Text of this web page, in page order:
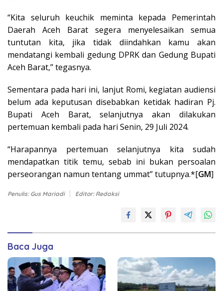
“Kita seluruh keuchik meminta kepada Pemerintah
Daerah Aceh Barat segera menyelesaikan semua
tuntutan kita, jika tidak diindahkan kamu akan
mendatangi kembali gedung DPRK dan Gedung Bupati
Aceh Barat,” tegasnya.
Sementara pada hari ini, lanjut Romi, kegiatan audiensi
belum ada keputusan disebabkan ketidak hadiran Pj.
Bupati Aceh Barat, selanjutnya akan dilakukan
pertemuan kembali pada hari Senin, 29 Juli 2024.
“Harapannya pertemuan selanjutnya kita sudah
mendapatkan titik temu, sebab ini bukan persoalan
perseorangan namun tentang ummat” tutupnya.*[GM]
Penulis: Gus Mariadi Editor: Redaksi
Baca Juga